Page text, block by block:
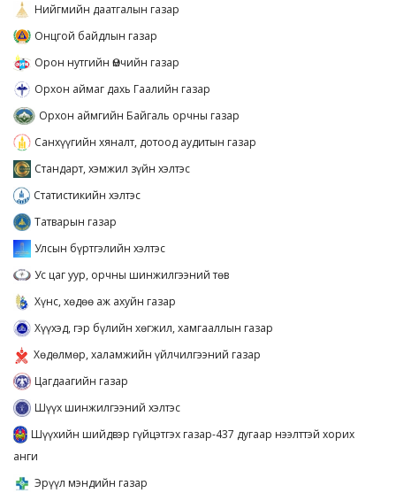
Нийгмийн даатгалын газар
Онцгой байдлын газар
Орон нутгийн Өмчийн газар
Орхон аймаг дахь Гаалийн газар
Орхон аймгийн Байгаль орчны газар
Санхүүгийн хяналт, дотоод аудитын газар
Стандарт, хэмжил зүйн хэлтэс
Статистикийн хэлтэс
Татварын газар
Улсын бүртгэлийн хэлтэс
Ус цаг уур, орчны шинжилгээний төв
Хүнс, хөдөө аж ахуйн газар
Хүүхэд, гэр бүлийн хөгжил, хамгааллын газар
Хөдөлмөр, халамжийн үйлчилгээний газар
Цагдаагийн газар
Шүүх шинжилгээний хэлтэс
Шүүхийн шийдвэр гүйцэтгэх газар-437 дугаар нээлттэй хорих
анги
Эрүүл мэндийн газар